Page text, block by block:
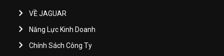
VỀ JAGUAR
Năng Lực Kinh Doanh
Chính Sách Công Ty